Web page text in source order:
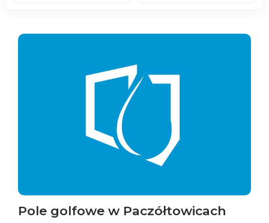
Pole golfowe w Paczółtowicach